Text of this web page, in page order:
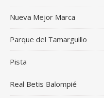
Nueva Mejor Marca
Parque del Tamarguillo
Pista
Real Betis Balompié